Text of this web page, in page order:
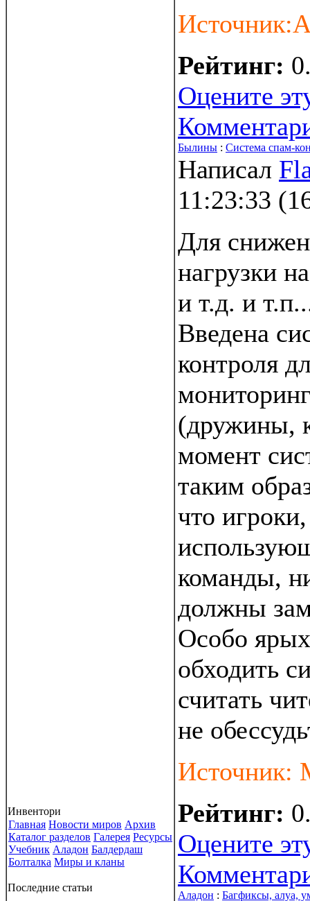
Инвентори
Главная Новости миров Архив
Каталог разделов Галерея Ресурсы
Учебник Аладон Балдердаш
Болталка Миры и кланы
Последние статьи
Рейтинг:
Оцените
Былины : Система спам-
Написал
11:23:33 (
Для
нагрузки
и т.д. и
Введена
контроля
(дружины,
момент
таким
что
команды,
должны
Особо
обходить
считать
не
Источник:
Рейтинг:
Оцените
Аладон : Багфиксы, алуа,